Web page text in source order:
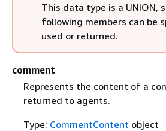
This data type is a UNION,
following members can be
used or returned.
comment
Represents the content of a
returned to agents.
Type: CommentContent object